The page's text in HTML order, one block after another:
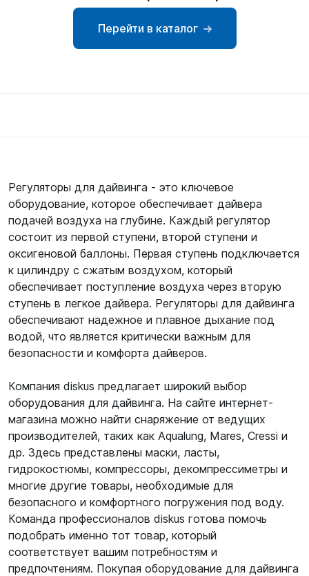
сёрфинг
Перейти в каталог
Регуляторы для дайвинга - это ключевое
оборудование, которое обеспечивает дайвера
подачей воздуха на глубине. Каждый регулятор
состоит из первой ступени, второй ступени и
оксигеновой баллоны. Первая ступень подключается
к цилиндру с сжатым воздухом, который
обеспечивает поступление воздуха через вторую
ступень в легкое дайвера. Регуляторы для дайвинга
обеспечивают надежное и плавное дыхание под
водой, что является критически важным для
безопасности и комфорта дайверов.
Компания diskus предлагает широкий выбор
оборудования для дайвинга. На сайте интернет-
магазина можно найти снаряжение от ведущих
производителей, таких как Aqualung, Mares, Cressi и
др. Здесь представлены маски, ласты,
гидрокостюмы, компрессоры, декомпрессиметры и
многие другие товары, необходимые для
безопасного и комфортного погружения под воду.
Команда профессионалов diskus готова помочь
подобрать именно тот товар, который
соответствует вашим потребностям и
предпочтениям. Покупая оборудование для дайвинга